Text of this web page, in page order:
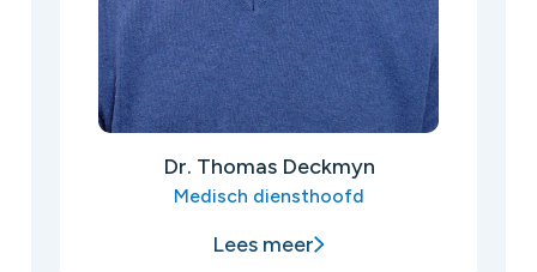
Dr. Thomas Deckmyn
Medisch diensthoofd
Lees meer